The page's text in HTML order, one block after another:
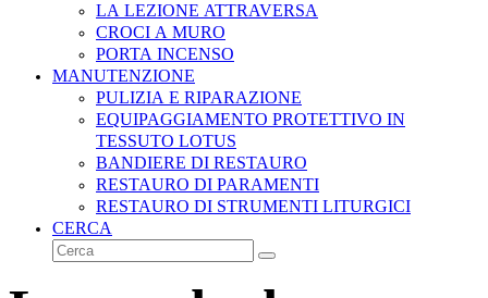
LA LEZIONE ATTRAVERSA
CROCI A MURO
PORTA INCENSO
MANUTENZIONE
PULIZIA E RIPARAZIONE
EQUIPAGGIAMENTO PROTETTIVO IN
TESSUTO LOTUS
BANDIERE DI RESTAURO
RESTAURO DI PARAMENTI
RESTAURO DI STRUMENTI LITURGICI
CERCA
Cerca
Invia